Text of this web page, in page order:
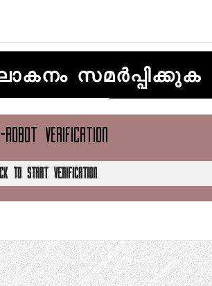
സമർപ്പിക്കുക
VERIFICATION
TO START VERIFICATION